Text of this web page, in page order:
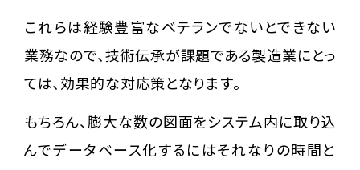
これらは経験豊富なベテランでないとできない
業務なので、技術伝承が課題である製造業にとっ
ては、効果的な対応策となります。
もちろん、膨大な数の図面をシステム内に取り込
んでデータベース化するにはそれなりの時間と